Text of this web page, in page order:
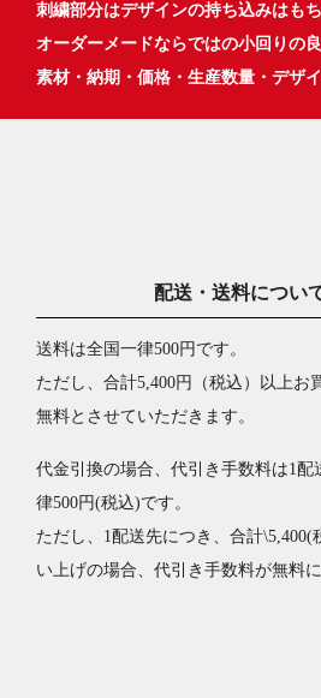
刺繍部分はデザインの持ち込みはも
オーダーメードならではの小回りの
素材・納期・価格・生産数量・デザ
配送・送料につい
送料は全国一律500円です。
ただし、合計5,400円（税込）以上お
無料とさせていただきます。
代金引換の場合、代引き手数料は1配
律500円(税込)です。
ただし、1配送先につき、合計\5,400(
い上げの場合、代引き手数料が無料に